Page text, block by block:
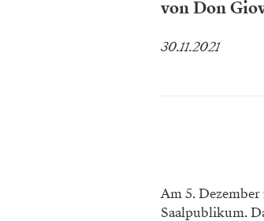
von Don
30.11.2021
Am 5.
Saalpublikum.